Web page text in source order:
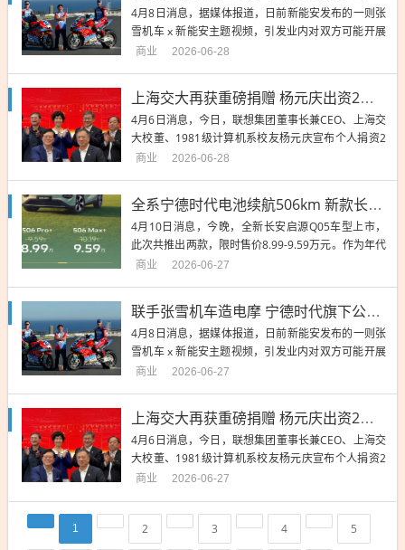
4月8日消息，据媒体报道，日前新能安发布的一则张
雪机车 x 新能安主题视频，引发业内对双方可能开展
合作的广泛猜测。新能安方面回应称，双方确已就电
商业 2026-06-28
上海交大再获重磅捐赠 杨元庆出资2亿支持教学楼重建改造
4月6日消息，今日，联想集团董事长兼CEO、上海交
大校董、1981级计算机系校友杨元庆宣布个人捐资2
亿元支持旧楼改造。同时联想集团宣布战略合作升
商业 2026-06-28
全系宁德时代电池续航506km 新款长安启源Q05上市：8.99万起
4月10日消息，今晚，全新长安启源Q05车型上市，
此次共推出两款，限时售价8.99-9.59万元。作为年代
改款车型，新款启源Q05同样采用了长安启源数智飞
商业 2026-06-27
联手张雪机车造电摩 宁德时代旗下公司新能安回应：合作初步接洽中
4月8日消息，据媒体报道，日前新能安发布的一则张
雪机车 x 新能安主题视频，引发业内对双方可能开展
合作的广泛猜测。新能安方面回应称，双方确已就电
商业 2026-06-27
上海交大再获重磅捐赠 杨元庆出资2亿支持教学楼重建改造
4月6日消息，今日，联想集团董事长兼CEO、上海交
大校董、1981级计算机系校友杨元庆宣布个人捐资2
亿元支持旧楼改造。同时联想集团宣布战略合作升
商业 2026-06-27
1 2 3 4 5